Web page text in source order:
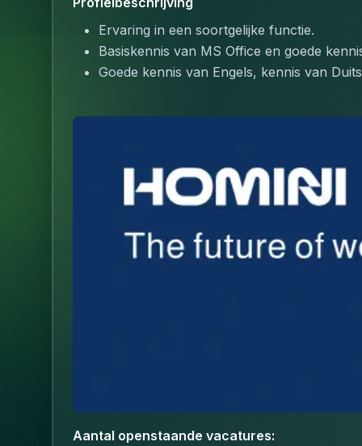
Ervaring in een soortgelijke functie.
Basiskennis van MS Office en goede
Goede kennis van Engels, kennis van
Aantal openstaande vacatures: